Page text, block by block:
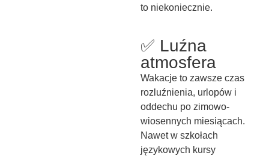
to niekoniecznie.
✅ Luźna
atmosfera
Wakacje to zawsze czas
rozluźnienia, urlopów i
oddechu po zimowo-
wiosennych miesiącach.
Nawet w szkołach
językowych kursy